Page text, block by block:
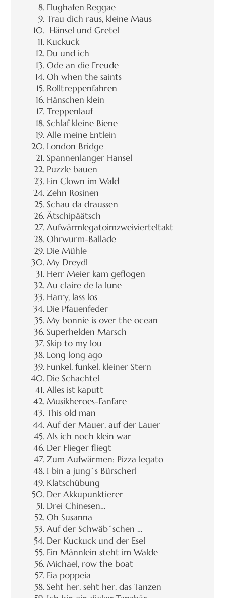
Flughafen Reggae
Trau dich raus, kleine Maus
Hänsel und Gretel
Kuckuck
Du und ich
Ode an die Freude
Oh when the saints
Rolltreppenfahren
Hänschen klein
Treppenlauf
Schlaf kleine Biene
Alle meine Entlein
London Bridge
Spannenlanger Hansel
Puzzle bauen
Ein Clown im Wald
Zehn Rosinen
Schau da draussen
Ätschipäätsch
Aufwärmlegatoimzweivierteltakt
Ohrwurm-Ballade
Die Mühle
My Dreydl
Herr Meier kam geflogen
Au claire de la lune
Harry, lass los
Die Pfauenfeder
My bonnie is over the ocean
Superhelden Marsch
Skip to my lou
Long long ago
Funkel, funkel, kleiner Stern
Die Schachtel
Alles ist kaputt
Musikheroes-Fanfare
This old man
Auf der Mauer, auf der Lauer
Als ich noch klein war
Der Flieger fliegt
Zum Aufwärmen: Pizza legato
I bin a jung´s Bürscherl
Klatschübung
Der Akkupunktierer
Drei Chinesen…
Oh Susanna
Auf der Schwäb´schen …
Der Kuckuck und der Esel
Ein Männlein steht im Walde
Michael, row the boat
Eia poppeia
Seht her, seht her, das Tanzen